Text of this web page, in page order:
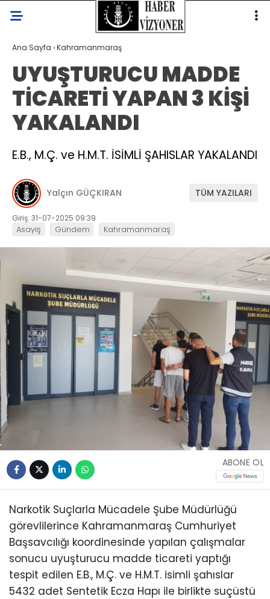
Ana Sayfa ›Kahramanmaraş
UYUŞTURUCU MADDE
TİCARETİ YAPAN 3 KİŞİ
YAKALANDI
E.B., M.Ç. ve H.M.T. İSİMLİ ŞAHISLAR YAKALANDI
Yalçın GÜÇKIRAN TÜM YAZILARI
Giriş: 31-07-2025 09:39
Asayiş Gündem Kahramanmaraş
ABONE OL
Narkotik Suçlarla Mücadele Şube Müdürlüğü
görevlilerince Kahramanmaraş Cumhuriyet
Başsavcılığı koordinesinde yapılan çalışmalar
sonucu uyuşturucu madde ticareti yaptığı
tespit edilen E.B., M.Ç. ve H.M.T. isimli şahıslar
5432 adet Sentetik Ecza Hapı ile birlikte suçüstü